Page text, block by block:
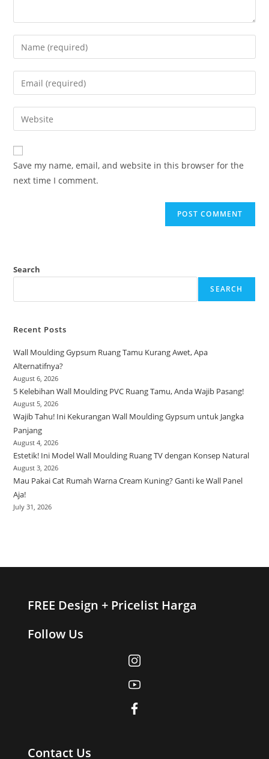
Enter
your
name
comment
Enter
your
email
address
comment
Enter
your
website
URL
(optional)
Save my name, email, and website in this browser for the
next time I comment.
Search
SEARCH
Recent Posts
Wall Moulding Gypsum Ruang Tamu Kurang Awet, Apa
Alternatifnya?
August 6, 2026
5 Kelebihan Wall Moulding PVC Ruang Tamu, Anda Wajib Pasang!
August 5, 2026
Wajib Tahu! Ini Kekurangan Wall Moulding Gypsum untuk Jangka
Panjang
August 4, 2026
Estetik! Ini Model Wall Moulding Ruang TV dengan Konsep Natural
August 3, 2026
Mau Pakai Cat Rumah Warna Cream Kuning? Ganti ke Wall Panel
Aja!
July 31, 2026
FREE Design + Pricelist Harga
Follow Us
Contact Us